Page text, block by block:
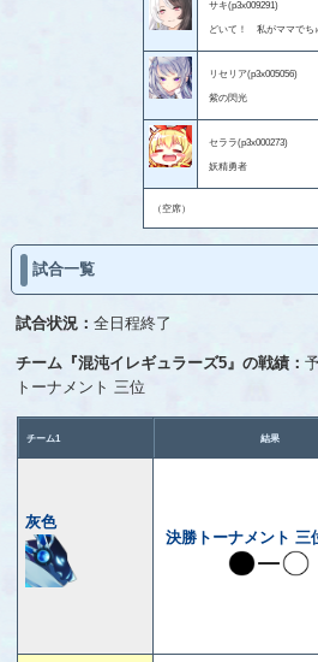
サキ(p3x009291)
どいて！ 私がママでち
リセリア(p3x005056)
紫の閃光
セララ(p3x000273)
妖精勇者
（空席）
試合一覧
試合状況：全日程終了
チーム『混沌イレギュラーズ5』の戦績：
トーナメント 三位
チーム1 結果
灰色
決勝トーナメント 三